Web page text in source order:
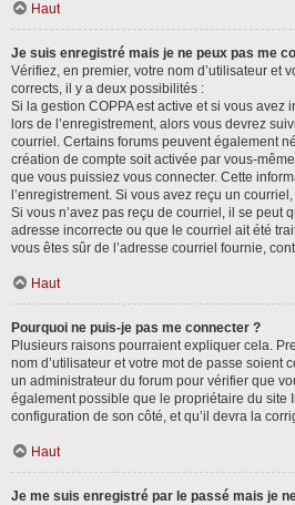
Haut
Je suis enregistré mais je ne peux pas me
Vérifiez, en premier, votre nom d’utilisateur et
corrects, il y a deux possibilités :
Si la gestion COPPA est active et si vous avez
lors de l’enregistrement, alors vous devrez
courriel. Certains forums peuvent également
création de compte soit activée par vous-
que vous puissiez vous connecter. Cette
l’enregistrement. Si vous avez reçu un
Si vous n’avez pas reçu de courriel, il se peut
adresse incorrecte ou que le courriel ait été
vous êtes sûr de l’adresse courriel fournie,
Haut
Pourquoi ne puis-je pas me connecter ?
Plusieurs raisons pourraient expliquer cela.
nom d’utilisateur et votre mot de passe soient
un administrateur du forum pour vérifier que
également possible que le propriétaire du site
configuration de son côté, et qu’il devra la
Haut
Je me suis enregistré par le passé mais je